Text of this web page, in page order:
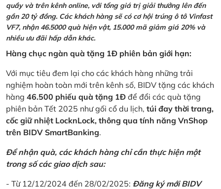
quầy và trên kênh online, với tổng giá trị giải thưởng lên đến
gần 20 tỷ đồng. Các khách hàng sẽ có cơ hội trúng ô tô Vinfast
VF7, nhận 46.5000 quà hiện vật, 15.000 mã giảm giá 20% và
nhiều ưu đãi hấp dẫn khác.
Hàng chục ngàn quà tặng 1Đ phiên bản giới hạn:
Với mục tiêu đem lại cho các khách hàng những trải
nghiệm hoàn toàn mới trên kênh số, BIDV tặng các khách
hàng 46.500 phiếu quà tặng 1Đ để đổi các quà tặng
phiên bản Tết 2025 như gối cổ du lịch, túi đay thời trang,
cốc giữ nhiệt LocknLock, thông qua tính năng VnShop
trên BIDV SmartBanking.
Để nhận quà, các khách hàng chỉ cần thực hiện một
trong số các giao dịch sau:
- Từ 12/12/2024 đến 28/02/2025: Đăng ký mới BIDV